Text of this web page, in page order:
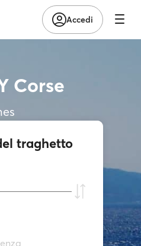
Accedi
Corse
traghetto